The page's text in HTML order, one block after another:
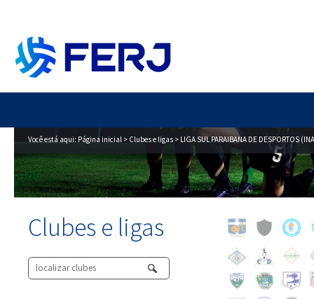
Você está aqui: Página inicial > Clubes e ligas > LIGA SUL PARAIBANA DE DESPORTOS
Clubes e ligas